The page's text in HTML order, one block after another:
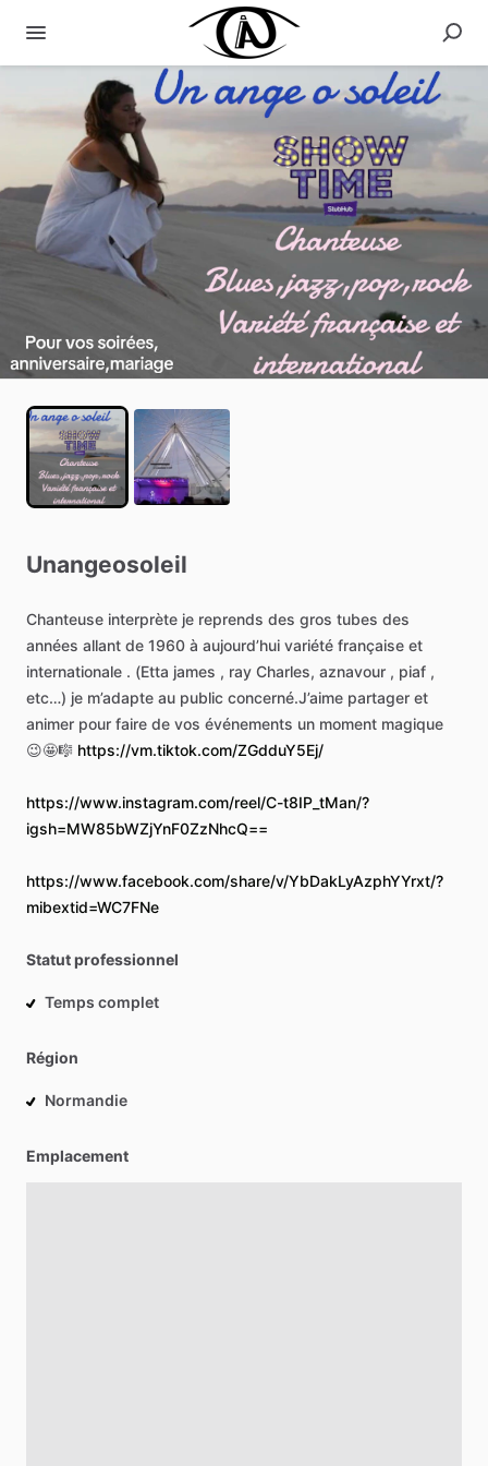
Unangeosoleil
Chanteuse interprète je reprends des gros tubes des
années allant de 1960 à aujourd’hui variété française et
internationale . (Etta james , ray Charles, aznavour , piaf ,
etc…) je m’adapte au public concerné.J’aime partager et
animer pour faire de vos événements un moment magique
😉🤩🎼 https://vm.tiktok.com/ZGdduY5Ej/
https://www.instagram.com/reel/C-t8IP_tMan/?
igsh=MW85bWZjYnF0ZzNhcQ==
https://www.facebook.com/share/v/YbDakLyAzphYYrxt/?
mibextid=WC7FNe
Statut professionnel
Temps complet
Région
Normandie
Emplacement